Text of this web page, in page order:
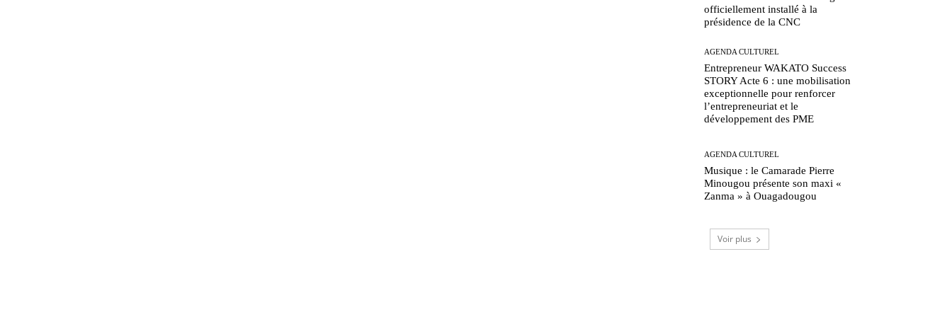
officiellement installé à la
présidence de la CNC
AGENDA CULTUREL
Entrepreneur WAKATO Success
STORY Acte 6 : une mobilisation
exceptionnelle pour renforcer
l’entrepreneuriat et le
développement des PME
AGENDA CULTUREL
Musique : le Camarade Pierre
Minougou présente son maxi «
Zanma » à Ouagadougou
Voir plus